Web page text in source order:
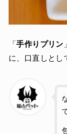
「手作りプリン
に、口直しとし